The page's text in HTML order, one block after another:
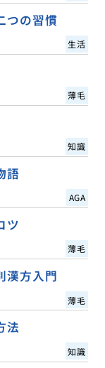
つの習慣
生活
薄毛
知識
語
AGA
ツ
薄毛
漢方入門
薄毛
法
知識